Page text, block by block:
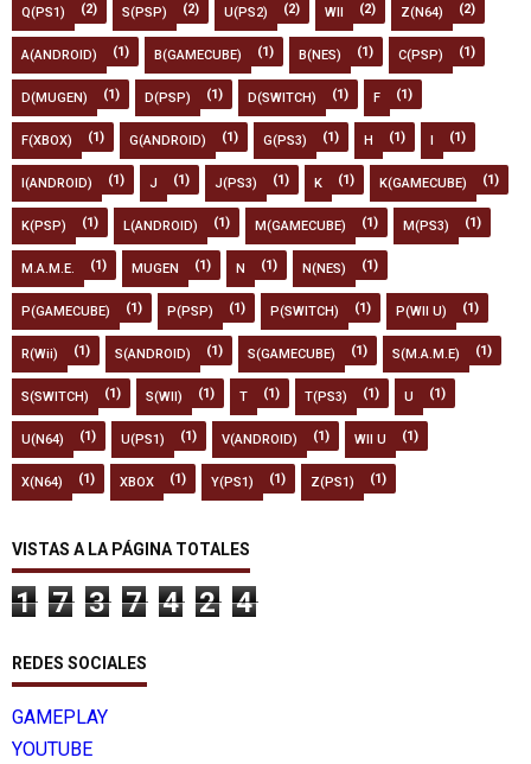
Q(PS1) (2) S(PSP) (2) U(PS2) (2) WII (2) Z(N64) (2)
A(ANDROID) (1) B(GAMECUBE) (1) B(NES) (1) C(PSP) (1)
D(MUGEN) (1) D(PSP) (1) D(SWITCH) (1) F (1)
F(XBOX) (1) G(ANDROID) (1) G(PS3) (1) H (1) (1)
I(ANDROID) (1) J (1) J(PS3) (1) K (1) K(GAMECUBE) (1)
K(PSP) (1) L(ANDROID) (1) M(GAMECUBE) (1) M(PS3) (1)
M.A.M.E. (1) MUGEN (1) N (1) N(NES) (1)
P(GAMECUBE) (1) P(PSP) (1) P(SWITCH) (1) P(WII U) (1)
R(Wii) (1) S(ANDROID) (1) S(GAMECUBE) (1) S(M.A.M.E) (1)
S(SWITCH) (1) S(WII) (1) T (1) T(PS3) (1) U (1)
U(N64) (1) U(PS1) (1) V(ANDROID) (1) WII U (1)
X(N64) (1) XBOX (1) Y(PS1) (1) Z(PS1) (1)
VISTAS A LA PÁGINA TOTALES
1 7 3 7 4 2 4
REDES SOCIALES
GAMEPLAY
YOUTUBE